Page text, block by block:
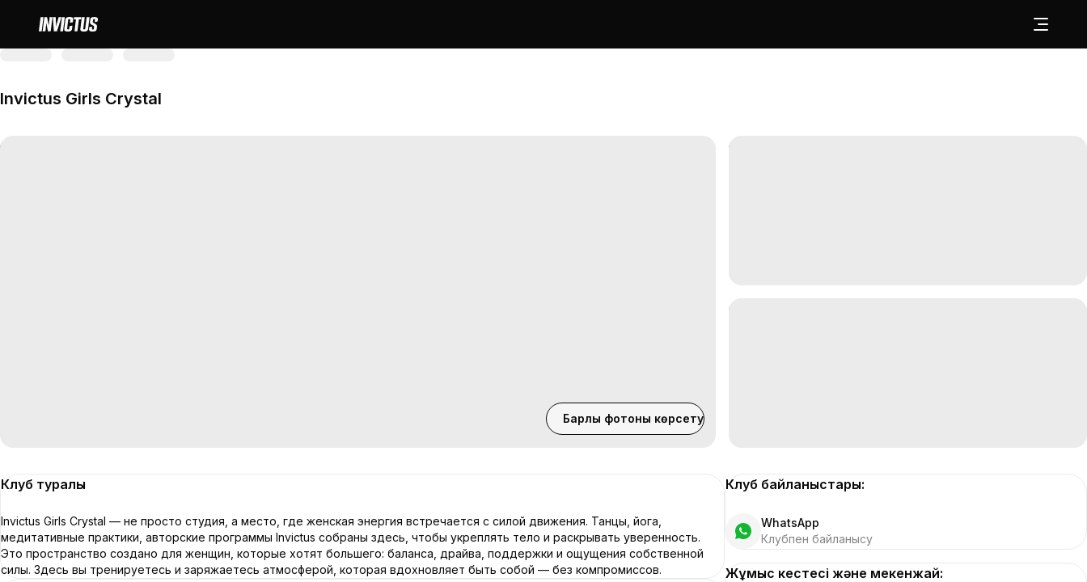
Invictus Girls Crystal
Барлық фотоны көрсету
Клуб туралы
Invictus Girls Crystal — не просто студия, а место, где женская энергия встречается с силой движения. Танцы, йога,
медитативные практики, авторские программы Invictus собраны здесь, чтобы укреплять тело и раскрывать уверенность.
Это пространство создано для женщин, которые хотят большего: баланса, драйва, поддержки и ощущения собственной
силы. Здесь вы тренируетесь и заряжаетесь атмосферой, которая вдохновляет быть собой — без компромиссов.
Клуб байланыстары:
WhatsApp
Клубпен байланысу
Жұмыс кестесі және мекенжай: